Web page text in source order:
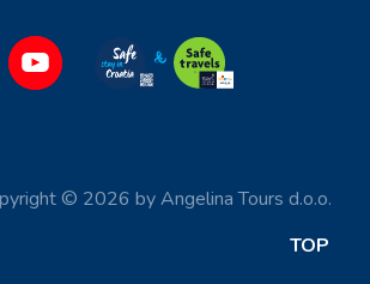
© 2026 by Angelina Tours d.o.o.
TOP